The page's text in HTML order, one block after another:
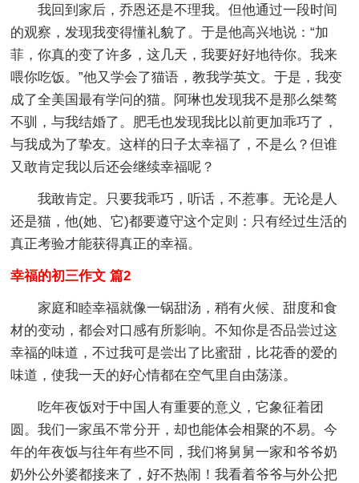
我回到家后，乔恩还是不理我。但他通过一段时间
的观察，发现我变得懂礼貌了。于是他高兴地说：“加
菲，你真的变了许多，这几天，我要好好地待你。我来
喂你吃饭。”他又学会了猫语，教我学英文。于是，我变
成了全美国最有学问的猫。阿琳也发现我不是那么桀骜
不驯，与我结婚了。肥毛也发现我比以前更加乖巧了，
与我成为了挚友。这样的日子太幸福了，不是么？但谁
又敢肯定我以后还会继续幸福呢？
我敢肯定。只要我乖巧，听话，不惹事。无论是人
还是猫，他(她、它)都要遵守这个定则：只有经过生活的
真正考验才能获得真正的幸福。
幸福的初三作文 篇2
家庭和睦幸福就像一锅甜汤，稍有火候、甜度和食
材的变动，都会对口感有所影响。不知你是否品尝过这
幸福的味道，不过我可是尝出了比蜜甜，比花香的爱的
味道，使我一天的好心情都在空气里自由荡漾。
吃年夜饭对于中国人有重要的意义，它象征着团
圆。我们一家虽不常分开，却也能体会相聚的不易。今
年的年夜饭与往年有些不同，我们将舅舅一家和爷爷奶
奶外公外婆都接来了，好不热闹！我看着爷爷与外公把